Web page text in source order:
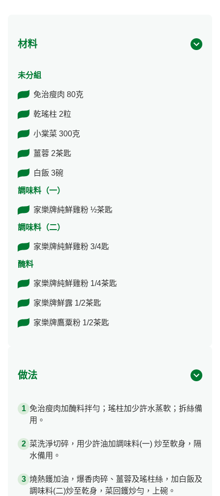
材料
未分組
免治瘦肉 80克
乾瑤柱 2粒
小棠菜 300克
薑蓉 2茶匙
白飯 3碗
調味料（一）
家樂牌純鮮雞粉 ½茶匙
調味料（二）
家樂牌純鮮雞粉 3/4匙
醃料
家樂牌純鮮雞粉 1/4茶匙
家樂牌鮮露 1/2茶匙
家樂牌鷹粟粉 1/2茶匙
做法
免治瘦肉加醃料拌勻；瑤柱加少許水蒸軟；拆絲備
用。
菜洗淨切碎，用少許油加調味料(一) 炒至軟身，隔
水備用。
燒熱鑊加油，爆香肉碎、薑蓉及瑤柱絲，加白飯及
調味料(二)炒至乾身，菜回鑊炒勻，上碗。